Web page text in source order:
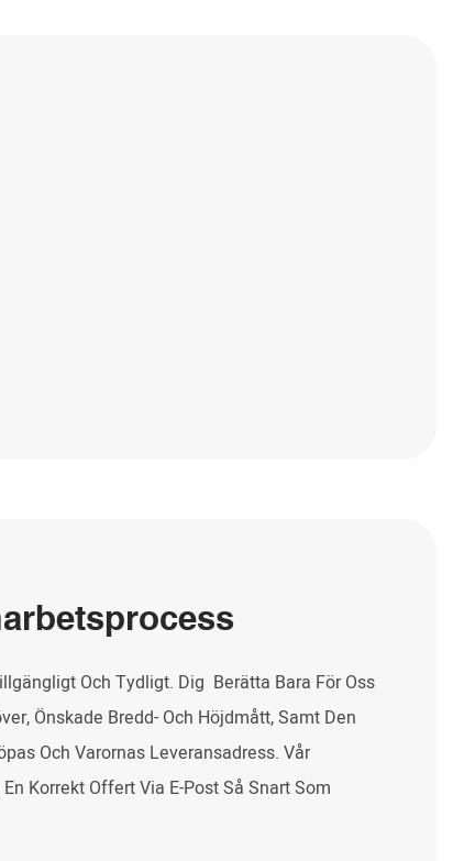
Och Tydligt. Dig Berätta Bara För Oss
Önskade Bredd- Och Höjdmått, Samt Den
Och Varornas Leveransadress. Vår
Korrekt Offert Via E-Post Så Snart Som